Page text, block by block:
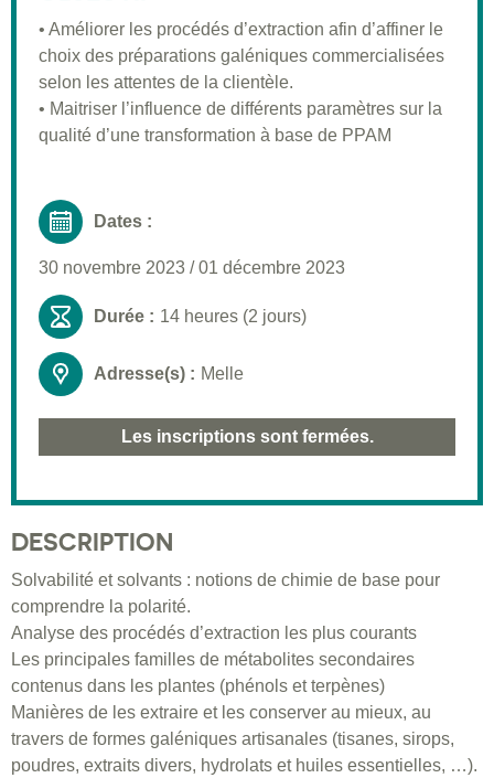
Pré-requis
Validation
Moyens pédagogiques
Informations pratiques
• Améliorer les procédés d’extraction afin d’affiner le
choix des préparations galéniques commercialisées
selon les attentes de la clientèle.
• Maitriser l’influence de différents paramètres sur la
qualité d’une transformation à base de PPAM
Dates :
30 novembre 2023 /01 décembre 2023
Durée : 14 heures (2 jours)
Adresse(s) : Melle
Les inscriptions sont fermées.
DESCRIPTION
Solvabilité et solvants : notions de chimie de base pour
comprendre la polarité.
Analyse des procédés d’extraction les plus courants
Les principales familles de métabolites secondaires
contenus dans les plantes (phénols et terpènes)
Manières de les extraire et les conserver au mieux, au
travers de formes galéniques artisanales (tisanes, sirops,
poudres, extraits divers, hydrolats et huiles essentielles, …).